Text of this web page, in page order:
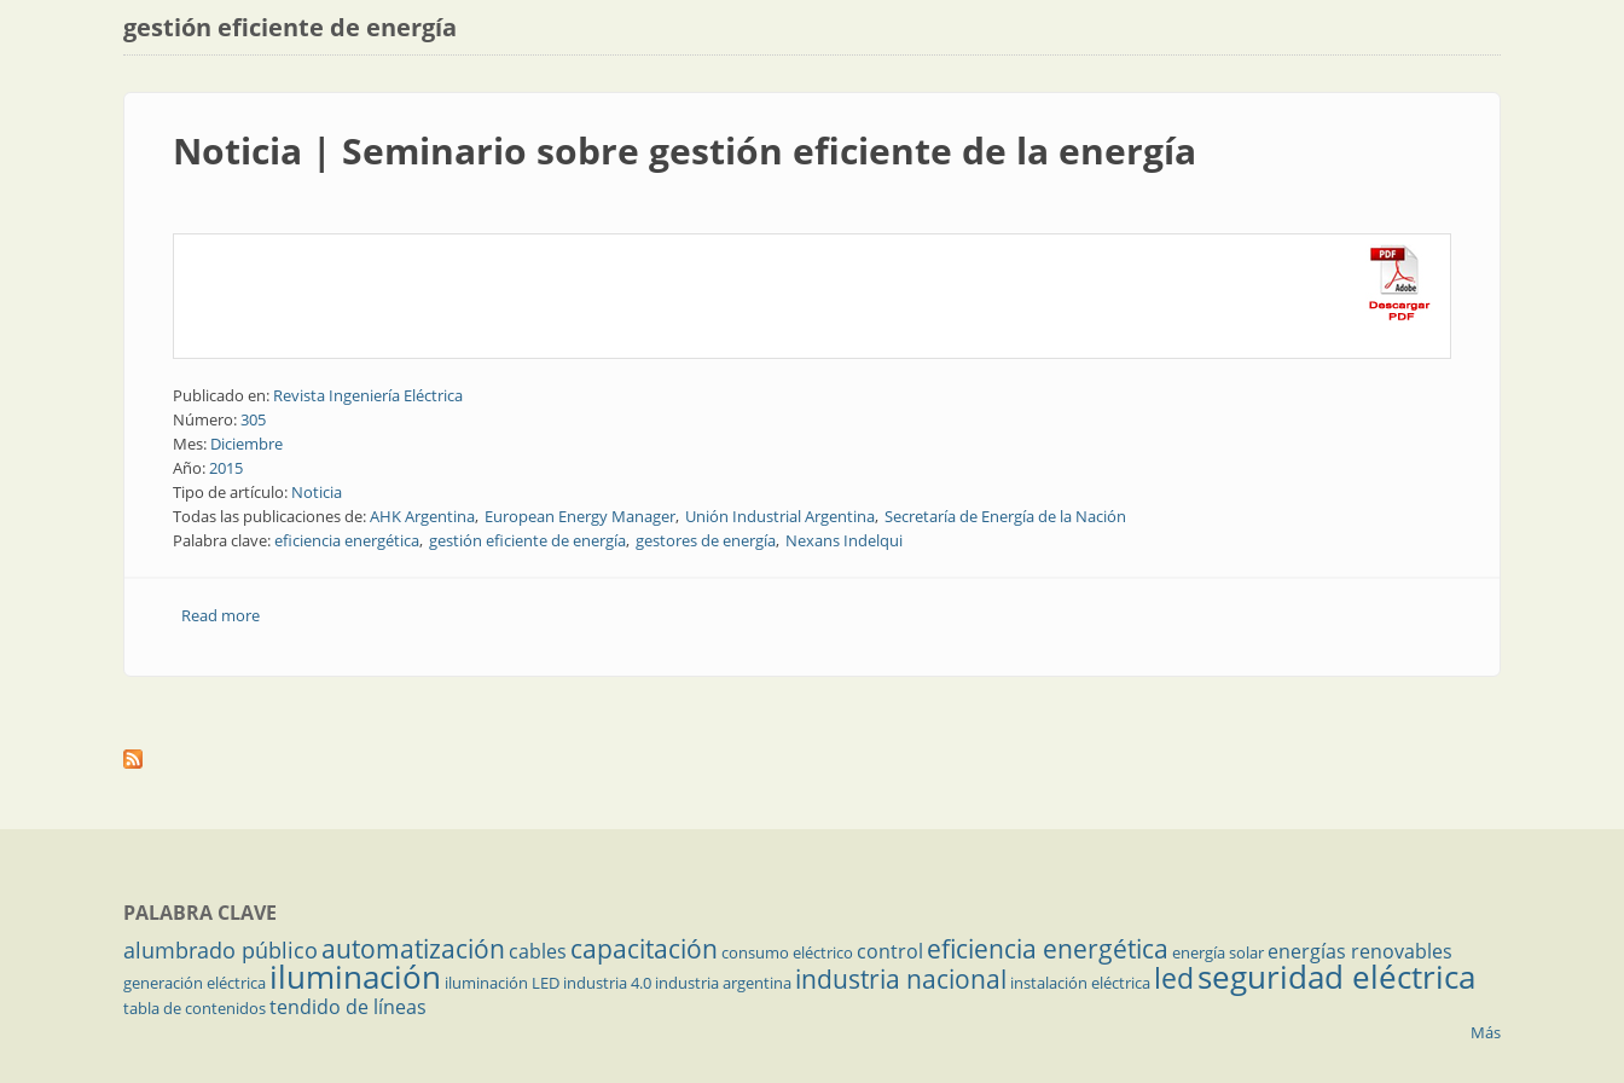
gestión eficiente de energía
Noticia | Seminario sobre gestión eficiente de la energía
Publicado en: Revista Ingeniería Eléctrica
Número:305
Mes: Diciembre
Año:2015
Tipo de artículo: Noticia
Todas las publicaciones de:AHK Argentina European Energy Manager Unión Industrial Argentina Secretaría de Energía de la Nación
Palabra clave:eficiencia energética gestión eficiente de energía gestores de energía Nexans Indelqui
Read moreabout Noticia | Seminario sobre gestión eficiente de la energía
PALABRA CLAVE
alumbrado público automatización cables capacitación consumo eléctrico control eficiencia energética energía solar energías renovables
generación eléctrica iluminación iluminación LED industria 4.0 industria argentina industria nacional instalación eléctrica ledseguridad eléctrica
tabla de contenidostendido de líneas
Más